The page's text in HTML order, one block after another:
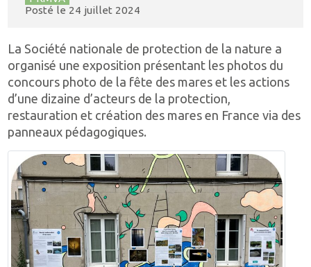
Posté le 24 juillet 2024
La Société nationale de protection de la nature a
organisé une exposition présentant les photos du
concours photo de la fête des mares et les actions
d’une dizaine d’acteurs de la protection,
restauration et création des mares en France via des
panneaux pédagogiques.